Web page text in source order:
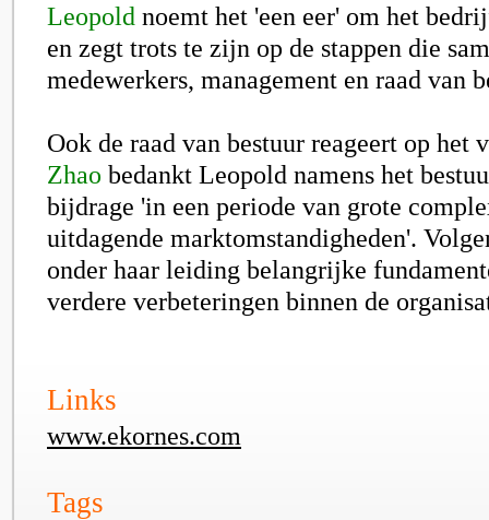
Leopold noemt het 'een eer' om het
en zegt trots te zijn op de stappen die
medewerkers, management en raad van
Ook de raad van bestuur reageert op het
Zhao bedankt Leopold namens het
bijdrage 'in een periode van grote
uitdagende marktomstandigheden'.
onder haar leiding belangrijke
verdere verbeteringen binnen de
Links
www.ekornes.com
Tags